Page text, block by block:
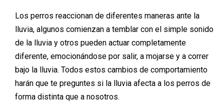
Los perros reaccionan de diferentes maneras ante la
lluvia, algunos comienzan a temblar con el simple sonido
de la lluvia y otros pueden actuar completamente
diferente, emocionándose por salir, a mojarse y a correr
bajo la lluvia. Todos estos cambios de comportamiento
harán que te preguntes si la lluvia afecta a los perros de
forma distinta que a nosotros.